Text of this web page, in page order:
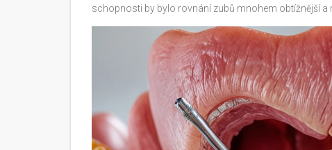
schopnosti by bylo rovnání zubů mnohem obtížnější a